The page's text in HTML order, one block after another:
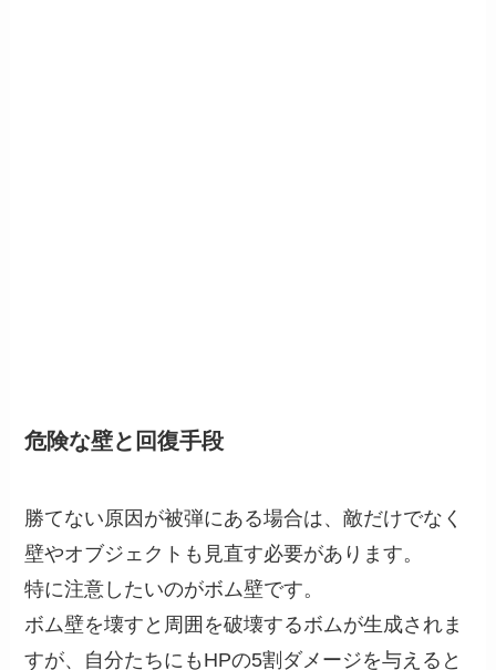
危険な壁と回復手段
勝てない原因が被弾にある場合は、敵だけでなく
壁やオブジェクトも見直す必要があります。
特に注意したいのがボム壁です。
ボム壁を壊すと周囲を破壊するボムが生成されま
すが、自分たちにもHPの5割ダメージを与えると